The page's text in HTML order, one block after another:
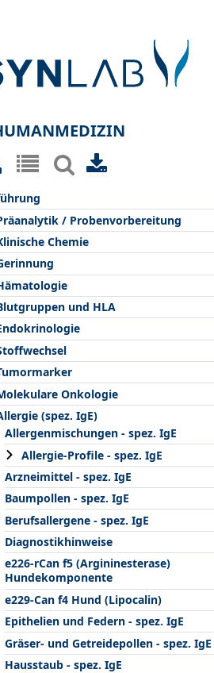
/ Probenvorbereitung
Chemie
und HLA
Onkologie
(spez. IgE)
Allergenmischungen - spez. IgE
Allergie-Profile - spez. IgE
Arzneimittel - spez. IgE
Baumpollen - spez. IgE
Berufsallergene - spez. IgE
Diagnostikhinweise
e226-rCan f5 (Argininesterase)
Hundekomponente
e229-Can f4 Hund (Lipocalin)
Epithelien und Federn - spez. IgE
Gräser- und Getreidepollen - spez. IgE
Hausstaub - spez. IgE